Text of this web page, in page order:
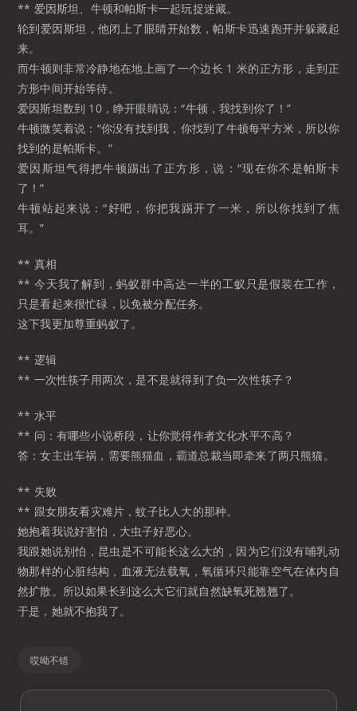
** 爱因斯坦、牛顿和帕斯卡一起玩捉迷藏。
轮到爱因斯坦，他闭上了眼睛开始数，帕斯卡迅速跑开并躲藏起
来。
而牛顿则非常冷静地在地上画了一个边长 1 米的正方形，走到正
方形中间开始等待。
爱因斯坦数到 10，睁开眼睛说：“牛顿，我找到你了！”
牛顿微笑着说：“你没有找到我，你找到了牛顿每平方米，所以你
找到的是帕斯卡。”
爱因斯坦气得把牛顿踢出了正方形，说：“现在你不是帕斯卡
了！”
牛顿站起来说：“好吧，你把我踢开了一米，所以你找到了焦
耳。”
** 真相
** 今天我了解到，蚂蚁群中高达一半的工蚁只是假装在工作，
只是看起来很忙碌，以免被分配任务。
这下我更加尊重蚂蚁了。
** 逻辑
** 一次性筷子用两次，是不是就得到了负一次性筷子？
** 水平
** 问：有哪些小说桥段，让你觉得作者文化水平不高？
答：女主出车祸，需要熊猫血，霸道总裁当即牵来了两只熊猫。
** 失败
** 跟女朋友看灾难片，蚊子比人大的那种。
她抱着我说好害怕，大虫子好恶心。
我跟她说别怕，昆虫是不可能长这么大的，因为它们没有哺乳动
物那样的心脏结构，血液无法载氧，氧循环只能靠空气在体内自
然扩散。所以如果长到这么大它们就自然缺氧死翘翘了。
于是，她就不抱我了。
哎呦不错